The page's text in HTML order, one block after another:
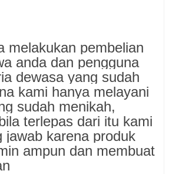
melakukan pembelian
anda dan pengguna
dewasa yang sudah
kami hanya melayani
sudah menikah,
terlepas dari itu kami
jawab karena produk
ampun dan membuat